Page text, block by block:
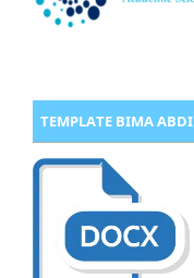
TEMPLATE BIMA ABDI